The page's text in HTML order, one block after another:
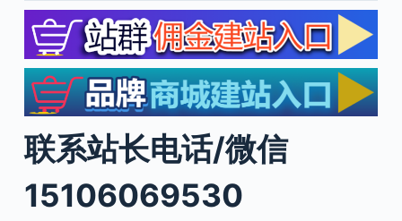
联系站长电话/微信
15106069530